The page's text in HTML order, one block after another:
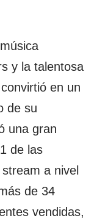
y la talentosa
en un
de su
una gran
de las
a nivel
de 34
vendidas,